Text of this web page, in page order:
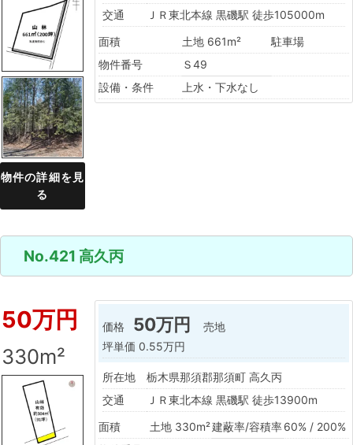
物件の詳細を見
る
交通
ＪＲ東北本線 黒磯駅 徒歩105000m
面積
土地 661m²
駐車場
物件番号
Ｓ49
設備・条件
上水・下水なし
No.421 高久丙
50万円
330m²
価格 50万円
売地
坪単価 0.55万円
所在地
栃木県那須郡那須町 高久丙
交通
ＪＲ東北本線 黒磯駅 徒歩13900m
面積
土地 330m²建蔽率/容積率60% / 200%